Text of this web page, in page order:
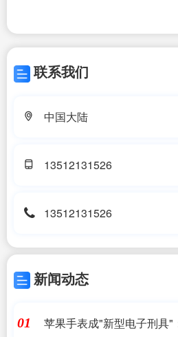
联系我们
中国大陆
13512131526
13512131526
新闻动态
01
苹果手表成"新型电子刑具"